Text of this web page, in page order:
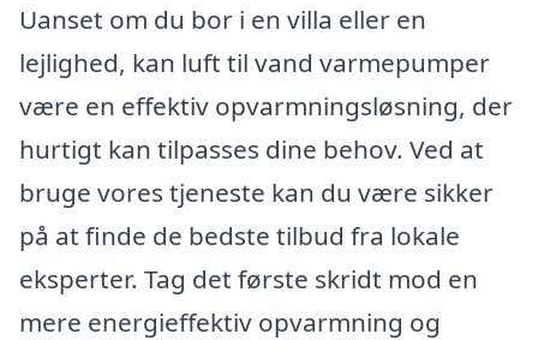
Uanset om du bor i en villa eller en
lejlighed, kan luft til vand varmepumper
være en effektiv opvarmningsløsning, der
hurtigt kan tilpasses dine behov. Ved at
bruge vores tjeneste kan du være sikker
på at finde de bedste tilbud fra lokale
eksperter. Tag det første skridt mod en
mere energieffektiv opvarmning og